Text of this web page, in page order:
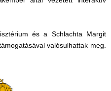
és a Schlachta Margit
valósulhattak meg.